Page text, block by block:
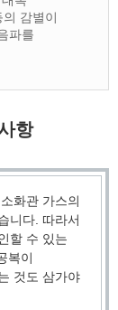
감별이
파를
항
화관 가스의
니다. 따라서
할 수 있는
복이
것도 삼가야